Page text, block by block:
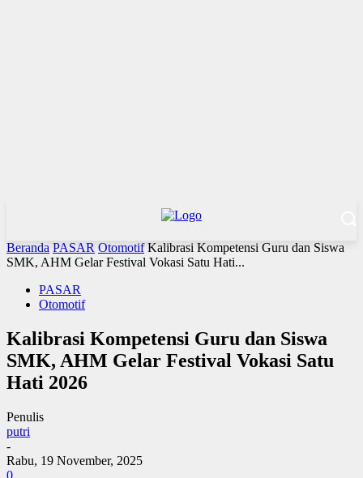
Beranda PASAR Otomotif Kalibrasi Kompetensi Guru dan Siswa
SMK, AHM Gelar Festival Vokasi Satu Hati...
PASAR
Otomotif
Kalibrasi Kompetensi Guru dan Siswa
SMK, AHM Gelar Festival Vokasi Satu
Hati 2026
Penulis
putri
-
Rabu, 19 November, 2025
0